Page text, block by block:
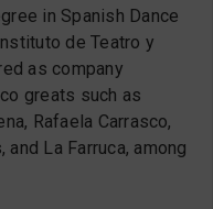
in Spanish Dance
de Teatro y
as company
greats such as
Rafaela Carrasco,
La Farruca, among